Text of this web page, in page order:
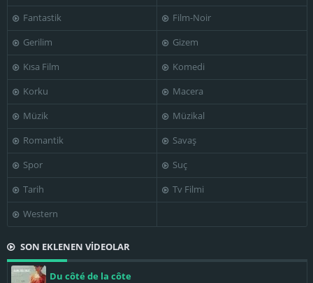
Fantastik
Film-Noir
Gerilim
Gizem
Kısa Film
Komedi
Korku
Macera
Müzik
Müzikal
Romantik
Savaş
Spor
Suç
Tarih
Tv Filmi
Western
SON EKLENEN VİDEOLAR
Du côté de la côte